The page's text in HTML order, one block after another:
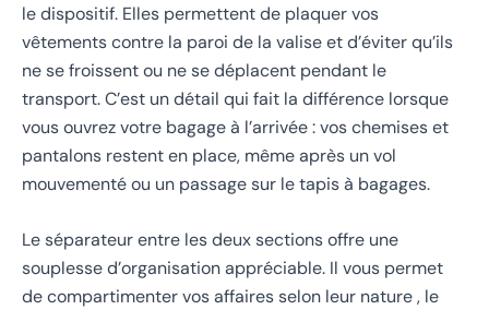
le dispositif. Elles permettent de plaquer vos
vêtements contre la paroi de la valise et d’éviter qu’ils
ne se froissent ou ne se déplacent pendant le
transport. C’est un détail qui fait la différence lorsque
vous ouvrez votre bagage à l’arrivée : vos chemises et
pantalons restent en place, même après un vol
mouvementé ou un passage sur le tapis à bagages.
Le séparateur entre les deux sections offre une
souplesse d’organisation appréciable. Il vous permet
de compartimenter vos affaires selon leur nature , le